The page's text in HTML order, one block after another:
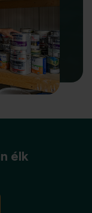
élk